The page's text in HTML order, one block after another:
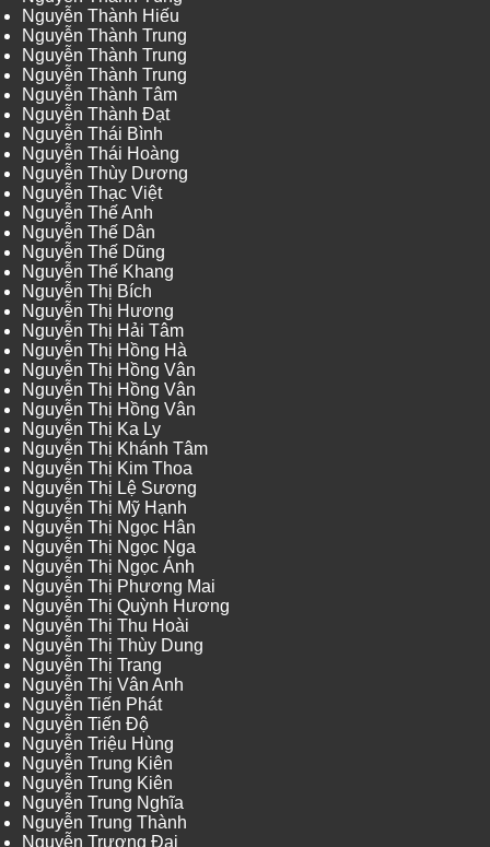
Nguyễn Thành Hiếu
Nguyễn Thành Trung
Nguyễn Thành Trung
Nguyễn Thành Trung
Nguyễn Thành Tâm
Nguyễn Thành Đạt
Nguyễn Thái Bình
Nguyễn Thái Hoàng
Nguyễn Thùy Dương
Nguyễn Thạc Việt
Nguyễn Thế Anh
Nguyễn Thế Dân
Nguyễn Thế Dũng
Nguyễn Thế Khang
Nguyễn Thị Bích
Nguyễn Thị Hương
Nguyễn Thị Hải Tâm
Nguyễn Thị Hồng Hà
Nguyễn Thị Hồng Vân
Nguyễn Thị Hồng Vân
Nguyễn Thị Hồng Vân
Nguyễn Thị Ka Ly
Nguyễn Thị Khánh Tâm
Nguyễn Thị Kim Thoa
Nguyễn Thị Lệ Sương
Nguyễn Thị Mỹ Hạnh
Nguyễn Thị Ngọc Hân
Nguyễn Thị Ngọc Nga
Nguyễn Thị Ngọc Ánh
Nguyễn Thị Phương Mai
Nguyễn Thị Quỳnh Hương
Nguyễn Thị Thu Hoài
Nguyễn Thị Thùy Dung
Nguyễn Thị Trang
Nguyễn Thị Vân Anh
Nguyễn Tiến Phát
Nguyễn Tiến Độ
Nguyễn Triệu Hùng
Nguyễn Trung Kiên
Nguyễn Trung Kiên
Nguyễn Trung Nghĩa
Nguyễn Trung Thành
Nguyễn Trương Đại